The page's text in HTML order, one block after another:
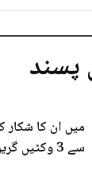
پسند
میں ان کا شکار
سے 3 وکٹیں گریں گی، عمران خان